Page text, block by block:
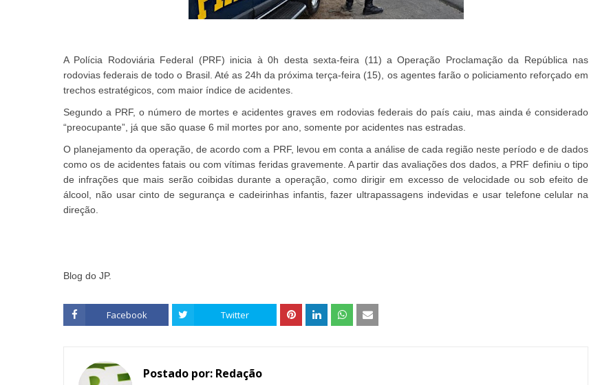
A Polícia Rodoviária Federal (PRF) inicia à 0h desta sexta-feira (11) a Operação Proclamação da República nas
rodovias federais de todo o Brasil. Até as 24h da próxima terça-feira (15), os agentes farão o policiamento reforçado em
trechos estratégicos, com maior índice de acidentes.
Segundo a PRF, o número de mortes e acidentes graves em rodovias federais do país caiu, mas ainda é considerado
“preocupante”, já que são quase 6 mil mortes por ano, somente por acidentes nas estradas.
O planejamento da operação, de acordo com a PRF, levou em conta a análise de cada região neste período e de dados
como os de acidentes fatais ou com vítimas feridas gravemente. A partir das avaliações dos dados, a PRF definiu o tipo
de infrações que mais serão coibidas durante a operação, como dirigir em excesso de velocidade ou sob efeito de
álcool, não usar cinto de segurança e cadeirinhas infantis, fazer ultrapassagens indevidas e usar telefone celular na
direção.
Blog do JP.
Facebook Twitter
Postado por: Redação